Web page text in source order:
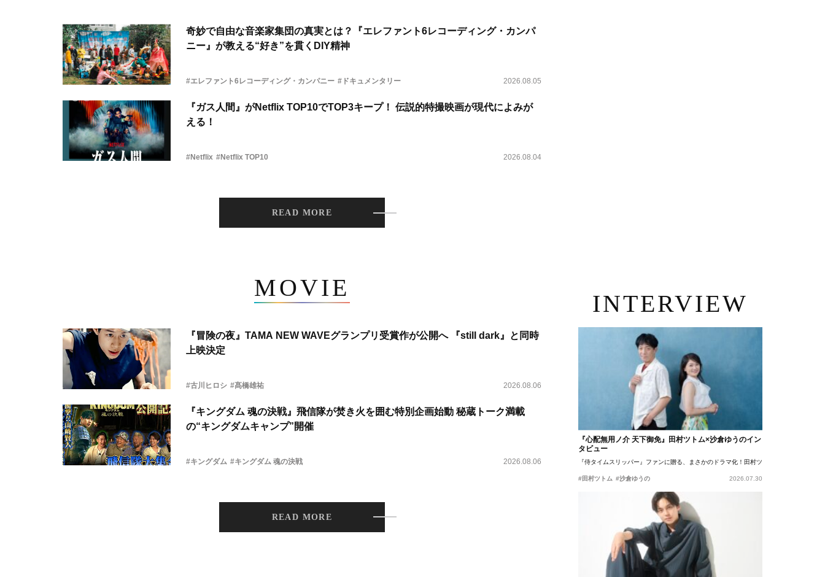
奇妙で自由な音楽家集団の真実とは？『エレファント6レコーディング・カンパ
ニー』が教える“好き”を貫くDIY精神
#エレファント6レコーディング・カンパニー #ドキュメンタリー 2026.08.05
『ガス人間』がNetflix TOP10でTOP3キープ！ 伝説的特撮映画が現代によみが
える！
#Netflix #Netflix TOP10 2026.08.04
READ MORE
MOVIE
『冒険の夜』TAMA NEW WAVEグランプリ受賞作が公開へ 『still dark』と同時
上映決定
#古川ヒロシ #髙橋雄祐 2026.08.06
『キングダム 魂の決戦』飛信隊が焚き火を囲む特別企画始動 秘蔵トーク満載
の“キングダムキャンプ”開催
#キングダム #キングダム 魂の決戦 2026.08.06
READ MORE
INTERVIEW
『心配無用ノ介 天下御免』田村ツトム×沙倉ゆうのイン
タビュー
『侍タイムスリッパー』ファンに贈る、まさかのドラマ化！田村ツトム×沙倉ゆうのが語
#田村ツトム #沙倉ゆうの 2026.07.30